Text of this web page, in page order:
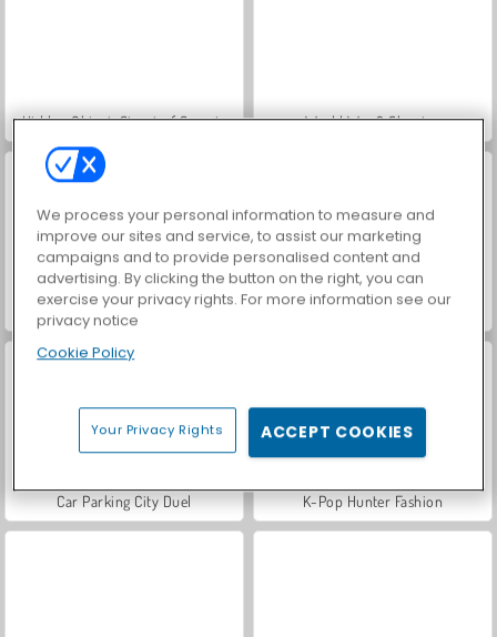
Hidden Object: Street of Secrets World War 2 Shooter
Farm Merge Valley Let's Fish!
Car Parking City Duel K-Pop Hunter Fashion
We process your personal information to measure and
improve our sites and service, to assist our marketing
campaigns and to provide personalised content and
advertising. By clicking the button on the right, you can
exercise your privacy rights. For more information see our
privacy notice
Cookie Policy
Your Privacy Rights ACCEPT COOKIES